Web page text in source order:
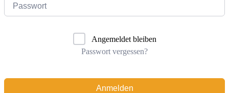
Angemeldet bleiben
Passwort vergessen?
Anmelden